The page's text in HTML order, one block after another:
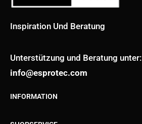
Inspiration Und Beratung
Unterstützung und Beratung unter:
info@esprotec.com
INFORMATION